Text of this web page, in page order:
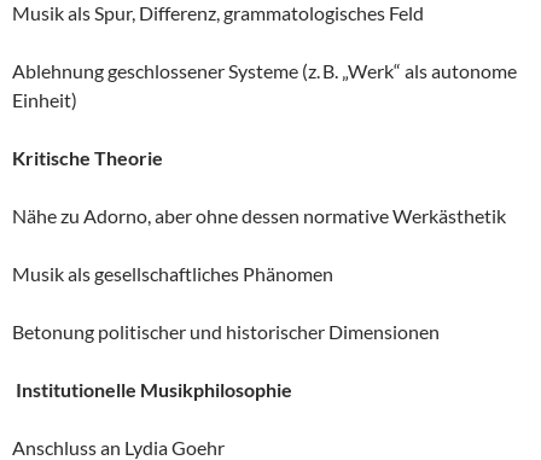
Musik als Spur, Differenz, grammatologisches Feld
Ablehnung geschlossener Systeme (z. B. „Werk“ als autonome
Einheit)
Kritische Theorie
Nähe zu Adorno, aber ohne dessen normative Werkästhetik
Musik als gesellschaftliches Phänomen
Betonung politischer und historischer Dimensionen
Institutionelle Musikphilosophie
Anschluss an Lydia Goehr